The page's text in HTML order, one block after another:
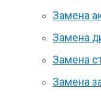
Замена
Замена
Замена
Замена